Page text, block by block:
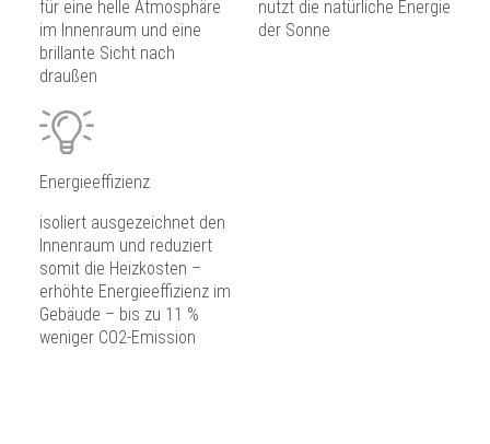
für eine helle Atmosphäre
im Innenraum und eine
brillante Sicht nach
draußen
nutzt die natürliche Energie
der Sonne
Energieeffizienz
isoliert ausgezeichnet den
Innenraum und reduziert
somit die Heizkosten –
erhöhte Energieeffizienz im
Gebäude – bis zu 11 %
weniger CO2-Emission